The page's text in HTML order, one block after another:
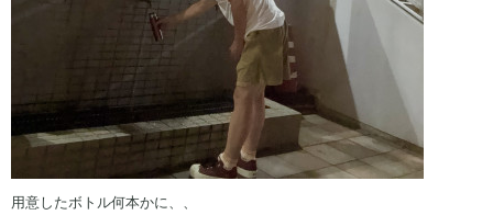
用意したボトル何本かに、、